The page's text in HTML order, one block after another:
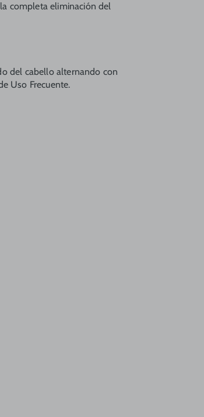
completa eliminación del
del cabello alternando con
Uso Frecuente.